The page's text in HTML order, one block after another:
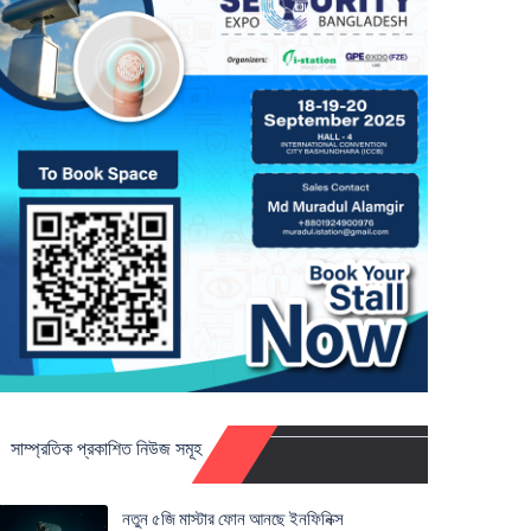
সাম্প্রতিক প্রকাশিত নিউজ সমূহ
নতুন ৫জি মাস্টার ফোন আনছে ইনফিনিক্স